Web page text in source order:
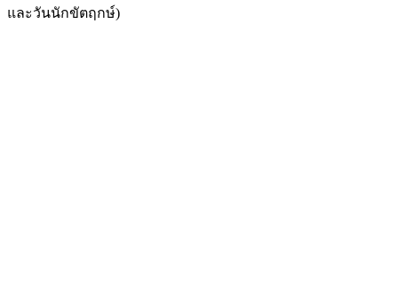
และวันนักขัตฤกษ์)